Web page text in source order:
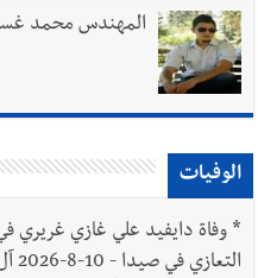
المهندس محمد
الوفيات
*